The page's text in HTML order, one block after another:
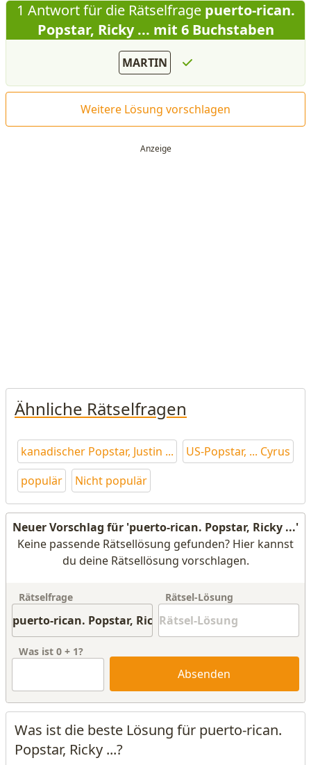
1 Antwort für die Rätselfragepuerto-rican.
Popstar, Ricky ... mit 6 Buchstaben
MARTIN
Weitere Lösung vorschlagen
Ähnliche Rätselfragen
kanadischer Popstar, Justin ...
US-Popstar, ... Cyrus
populär
Nicht populär
Neuer Vorschlag für 'puerto-rican. Popstar, Ricky ...'
Keine passende Rätsellösung gefunden? Hier kannst
du deine Rätsellösung vorschlagen.
Rätselfrage Rätsel-Lösung
Was ist 0 + 1?
Absenden
Was ist die beste Lösung für puerto-rican.
Popstar, Ricky ...?